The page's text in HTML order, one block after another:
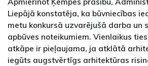
Liepājā konstatēja, ka būvniecības
metu konkursā uzvarējušā darba un
apbūves noteikumiem. Vienlaikus
atkāpe ir pieļaujama, ja atklātā
iegūts augstvērtīgs arhitektūras